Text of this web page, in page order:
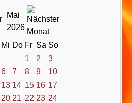
Mai
2026
Mi Do Fr Sa So
1
2
3
6 7 8 9
10
13 14 15 16 17
20 21 22 23 24